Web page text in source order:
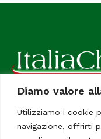
Diamo valore
Utilizziamo i cookie
navigazione, offrirti
ItaliaChiamaItalia, il
Dedicato in
Tutti i diritti sono